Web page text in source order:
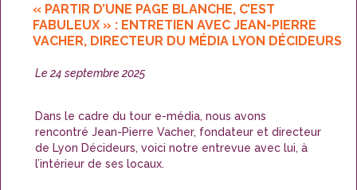
« PARTIR D’UNE PAGE BLANCHE, C’EST
FABULEUX » : ENTRETIEN AVEC JEAN-PIERRE
VACHER, DIRECTEUR DU MÉDIA LYON DÉCIDEURS
Publié
Le24 septembre 2025
Dans le cadre du tour e-média, nous avons
rencontré Jean-Pierre Vacher, fondateur et directeur
de Lyon Décideurs, voici notre entrevue avec lui, à
l’intérieur de ses locaux.